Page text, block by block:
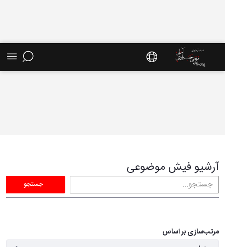
آرشیو فیش موضوعی
جستجو
مرتب‌سازی بر اساس